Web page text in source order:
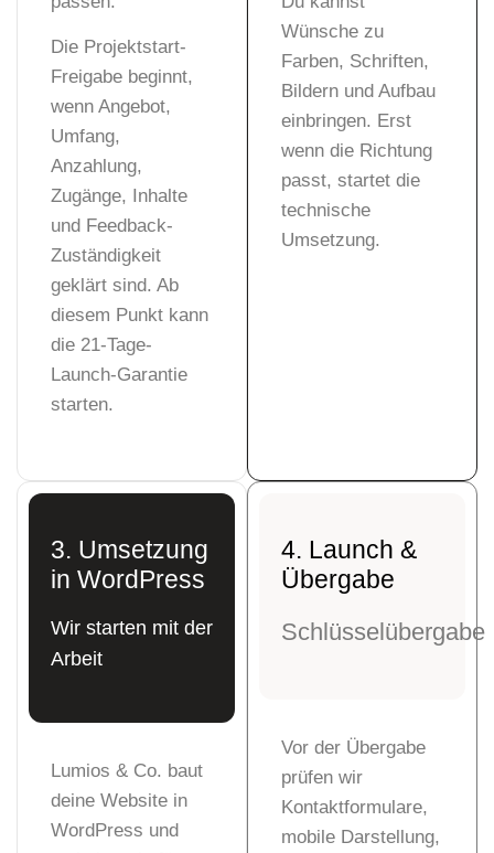
Die Projektstart-
Freigabe beginnt,
wenn Angebot,
Umfang,
Anzahlung,
Zugänge, Inhalte
und Feedback-
Zuständigkeit
geklärt sind. Ab
diesem Punkt kann
die 21-Tage-
Launch-Garantie
starten.
Wünsche zu
Farben, Schriften,
Bildern und Aufbau
einbringen. Erst
wenn die Richtung
passt, startet die
technische
Umsetzung.
3. Umsetzung
in WordPress
Wir starten mit der
Arbeit
Lumios & Co. baut
deine Website in
WordPress und
4. Launch &
Übergabe
Schlüsselübergabe
Vor der Übergabe
prüfen wir
Kontaktformulare,
mobile Darstellung,